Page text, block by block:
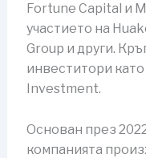
Fortune Capital и
участието на
Group и други.
инвеститори
Investment.
Основан през
компанията